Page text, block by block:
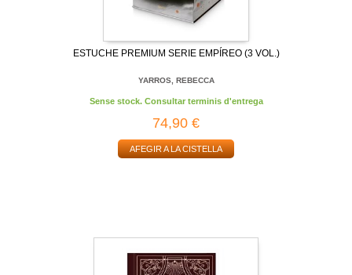
ESTUCHE PREMIUM SERIE EMPÍREO (3 VOL.)
YARROS, REBECCA
Sense stock. Consultar terminis d'entrega
74,90 €
AFEGIR A LA CISTELLA